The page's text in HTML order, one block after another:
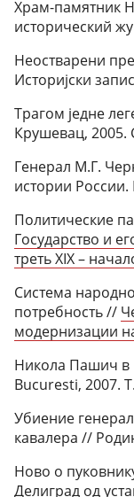
Храм-памятник
исторический
Неостварени
Историјски
Трагом једне
Крушевац, 2005.
Генерал М.Г.
истории России.
Политические
Государство и
треть XIX –
Система
потребность //
модернизации
Никола Пашич в
Bucuresti, 2007.
Убиение
кавалера //
Ново о
Делиград од